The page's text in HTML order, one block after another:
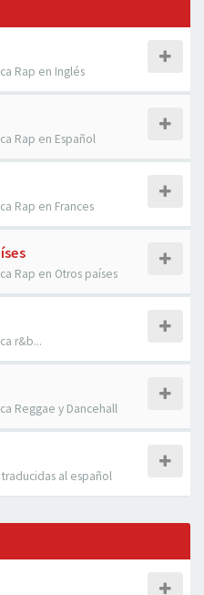
Rap en Inglés
Rap en Español
Rap en Frances
Rap en Otros países
r&b...
Reggae y Dancehall
al español